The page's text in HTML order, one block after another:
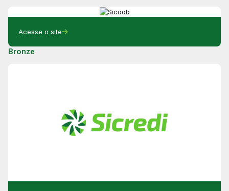
Acesse o site
Bronze